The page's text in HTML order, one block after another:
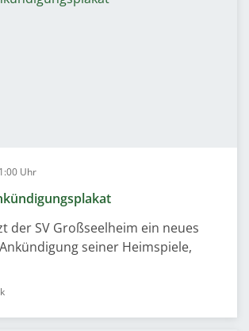
Uhr
der SV Großseelheim ein neues
seiner Heimspiele,